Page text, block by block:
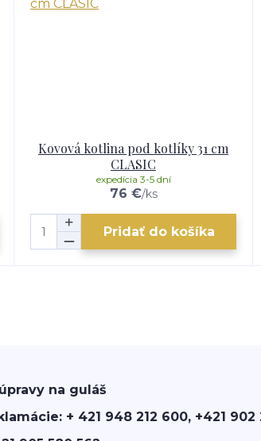
Kovová kotlina pod kotlíky 31 cm
CLASIC
76 €/ks
expedícia 3-5 dní
Pridať do košíka
na guláš
+ 421 948 212 600, +421 902